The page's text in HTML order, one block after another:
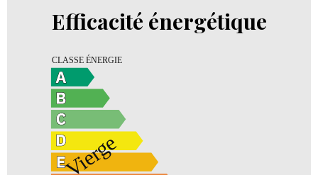
Efficacité énergétique